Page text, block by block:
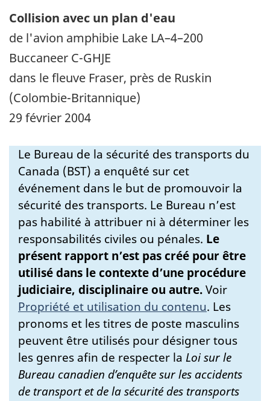
Collision avec un plan d'eau
de l'avion amphibie Lake LA–4–200
Buccaneer C-GHJE
dans le fleuve Fraser, près de Ruskin
(Colombie-Britannique)
29 février 2004
Le Bureau de la sécurité des transports du
Canada (BST) a enquêté sur cet
événement dans le but de promouvoir la
sécurité des transports. Le Bureau n’est
pas habilité à attribuer ni à déterminer les
responsabilités civiles ou pénales. Le
présent rapport n’est pas créé pour être
utilisé dans le contexte d’une procédure
judiciaire, disciplinaire ou autre.Voir
Propriété et utilisation du contenu. Les
pronoms et les titres de poste masculins
peuvent être utilisés pour désigner tous
les genres afin de respecter la Loi sur le
Bureau canadien d’enquête sur les accidents
de transport et de la sécurité des transports